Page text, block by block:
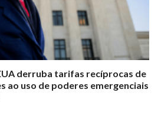
derruba tarifas recíprocas de
ao uso de poderes emergenciais